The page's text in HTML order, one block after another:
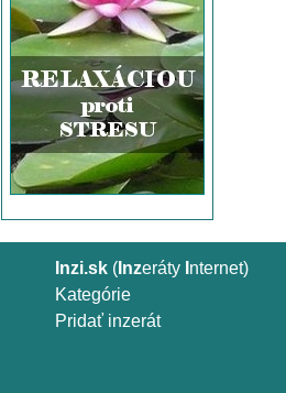
Inzi.sk ( Inzeráty nternet)
Kategórie
Pridať inzerát